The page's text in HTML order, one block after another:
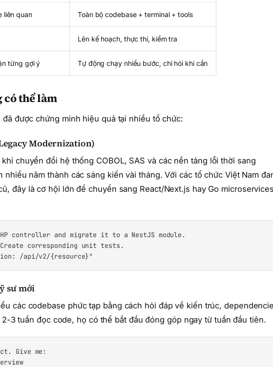
liên quan Toàn bộ codebase + terminal + tools
Lên kế hoạch, thực thi, kiểm tra
từng gợi ý Tự động chạy nhiều bước, chỉ hỏi khi cần
có thể làm
được chứng minh hiệu quả tại nhiều tổ chức:
Modernization)
chuyển đổi hệ thống COBOL, SAS và các nền tảng lỗi thời sang
nhiều năm thành các sáng kiến vài tháng. Với các tổ chức Việt Nam
đây là cơ hội lớn để chuyển sang React/Next.js hay Go microservices
controller and migrate it to a NestJS module.
corresponding unit tests.
/api/v2/{resource}"
sư mới
các codebase phức tạp bằng cách hỏi đáp về kiến trúc,
3 tuần đọc code, họ có thể bắt đầu đóng góp ngay từ tuần đầu tiên.
Give me: